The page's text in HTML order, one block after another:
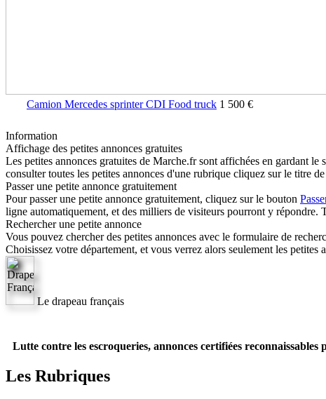
Camion Mercedes sprinter CDI Food truck 1 500 €
Information
Affichage des petites annonces gratuites
Les petites annonces gratuites de Marche.fr sont affichées en gardant
consulter toutes les petites annonces d'une rubrique cliquez sur le titre
Passer une petite annonce gratuitement
Pour passer une petite annonce gratuitement, cliquez sur le bouton
ligne automatiquement, et des milliers de visiteurs pourront y répondre.
Rechercher une petite annonce
Vous pouvez chercher des petites annonces avec le formulaire de
Choisissez votre département, et vous verrez alors seulement les petites
Le drapeau français
Lutte contre les escroqueries, annonces certifiées
Les Rubriques